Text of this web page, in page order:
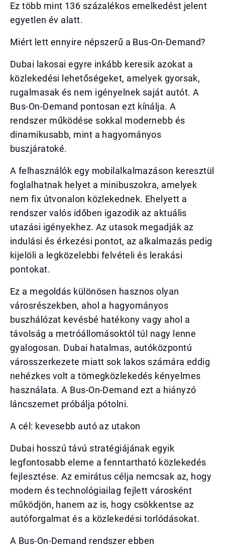
Ez több mint 136 százalékos emelkedést jelent
egyetlen év alatt.
Miért lett ennyire népszerű a Bus-On-Demand?
Dubai lakosai egyre inkább keresik azokat a
közlekedési lehetőségeket, amelyek gyorsak,
rugalmasak és nem igényelnek saját autót. A
Bus-On-Demand pontosan ezt kínálja. A
rendszer működése sokkal modernebb és
dinamikusabb, mint a hagyományos
buszjáratoké.
A felhasználók egy mobilalkalmazáson keresztül
foglalhatnak helyet a minibuszokra, amelyek
nem fix útvonalon közlekednek. Ehelyett a
rendszer valós időben igazodik az aktuális
utazási igényekhez. Az utasok megadják az
indulási és érkezési pontot, az alkalmazás pedig
kijelöli a legközelebbi felvételi és lerakási
pontokat.
Ez a megoldás különösen hasznos olyan
városrészekben, ahol a hagyományos
buszhálózat kevésbé hatékony vagy ahol a
távolság a metróállomásoktól túl nagy lenne
gyalogosan. Dubai hatalmas, autóközpontú
városszerkezete miatt sok lakos számára eddig
nehézkes volt a tömegközlekedés kényelmes
használata. A Bus-On-Demand ezt a hiányzó
láncszemet próbálja pótolni.
A cél: kevesebb autó az utakon
Dubai hosszú távú stratégiájának egyik
legfontosabb eleme a fenntartható közlekedés
fejlesztése. Az emirátus célja nemcsak az, hogy
modern és technológiailag fejlett városként
működjön, hanem az is, hogy csökkentse az
autóforgalmat és a közlekedési torlódásokat.
A Bus-On-Demand rendszer ebben